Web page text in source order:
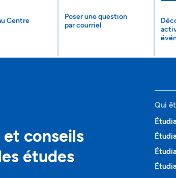
Centre
Poser une question
par courriel
et conseils
études
Qui